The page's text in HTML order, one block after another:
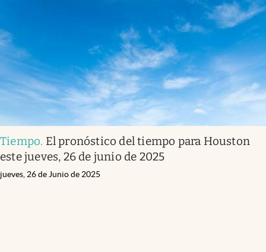
Tiempo. El pronóstico del tiempo para Houston
este jueves, 26 de junio de 2025
jueves, 26 de Junio de 2025